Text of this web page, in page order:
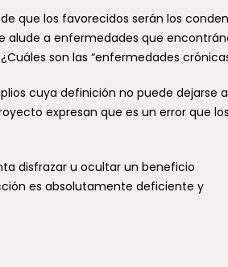
que los favorecidos serán los
alude a enfermedades que
son las “enfermedades
cuya definición no puede dejarse a
expresan que es un error que
disfrazar u ocultar un beneficio
es absolutamente deficiente y